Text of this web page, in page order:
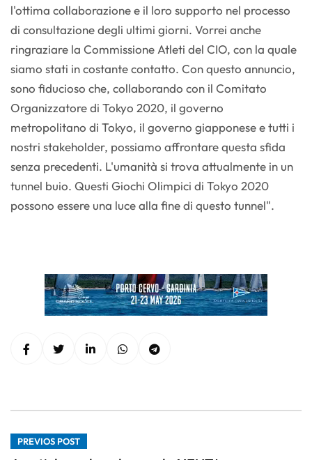
l'ottima collaborazione e il loro supporto nel processo
di consultazione degli ultimi giorni. Vorrei anche
ringraziare la Commissione Atleti del CIO, con la quale
siamo stati in costante contatto. Con questo annuncio,
sono fiducioso che, collaborando con il Comitato
Organizzatore di Tokyo 2020, il governo
metropolitano di Tokyo, il governo giapponese e tutti i
nostri stakeholder, possiamo affrontare questa sfida
senza precedenti. L'umanità si trova attualmente in un
tunnel buio. Questi Giochi Olimpici di Tokyo 2020
possono essere una luce alla fine di questo tunnel".
PREVIOS POST